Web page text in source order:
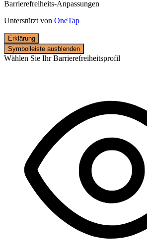
Barrierefreiheits-Anpassungen
Unterstützt von OneTap
Erklärung
Symbolleiste ausblenden
Wählen Sie Ihr Barrierefreiheitsprofil